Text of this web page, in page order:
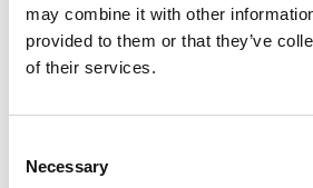
may combine it with other
provided to them or that they’ve
of their services.
Selection
Necessary